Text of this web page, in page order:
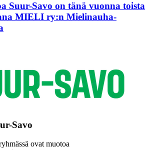
Suur-Savo on tänä vuonna toista
MIELI ry:n Mielinauha-
Savo
ovat muotoa